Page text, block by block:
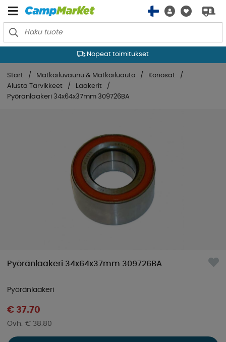
Nopeat toimitukset
Start Matkailuvaunu & Matkailuauto
Koriosat
Alusta Tarvikkeet
Laakerit
Pyöränlaakeri 34x64x37mm 309726BA
Pyöränlaakeri 34x64x37mm 309726BA
Pyöränlaakeri
€ 37.70
€ 38.80